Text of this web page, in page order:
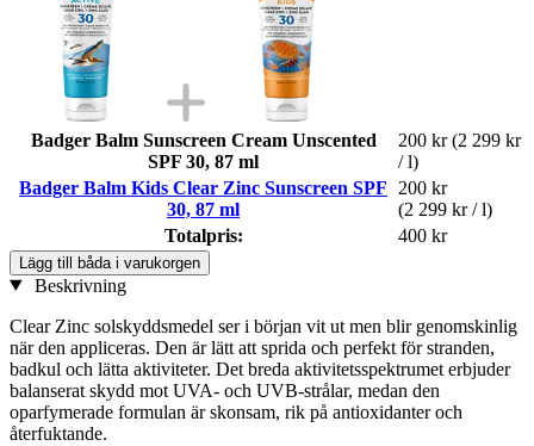
Badger Balm Sunscreen Cream Unscented
SPF 30, 87 ml
200 kr (2 299 kr
/ l)
Badger Balm Kids Clear Zinc Sunscreen SPF
30, 87 ml
200 kr
(2 299 kr / l)
Totalpris:
400 kr
Lägg till båda i varukorgen
Beskrivning
Clear Zinc solskyddsmedel ser i början vit ut men blir genomskinlig
när den appliceras. Den är lätt att sprida och perfekt för stranden,
badkul och lätta aktiviteter. Det breda aktivitetsspektrumet erbjuder
balanserat skydd mot UVA- och UVB-strålar, medan den
oparfymerade formulan är skonsam, rik på antioxidanter och
återfuktande.